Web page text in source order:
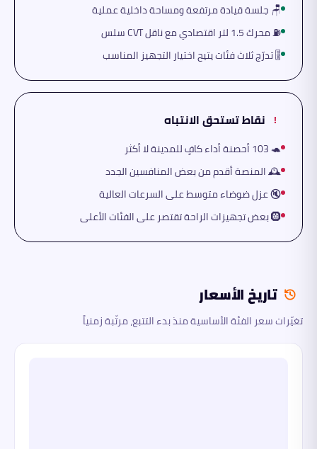
🪑 جلسة قيادة مرتفعة ومساحة داخلية عملية
⛽ محرك 1.5 لتر اقتصادي مع ناقل CVT سلس
🎚️ تدرّج ثلاث فئات يتيح اختيار التجهيز المناسب
! نقاط تستحق الانتباه
🐢 103 أحصنة أداء كافٍ للمدينة لا أكثر
🕰️ المنصة أقدم من بعض المنافسين الجدد
🔇 عزل ضوضاء متوسط على السرعات العالية
🛞 بعض تجهيزات الراحة تقتصر على الفئات الأعلى
تاريخ الأسعار
تغيّرات سعر الفئة الأساسية منذ بدء التتبع، مرتّبة زمنياً